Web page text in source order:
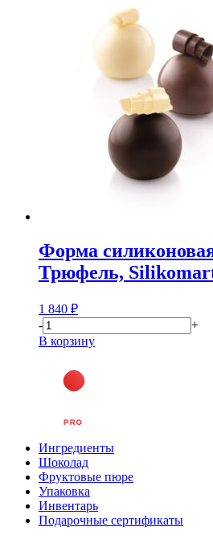
Форма
Трюфель,
1 840 ₽
-
+
В корзину
Ингредиенты
Шоколад
Фруктовые пюре
Упаковка
Инвентарь
Подарочные сертификаты